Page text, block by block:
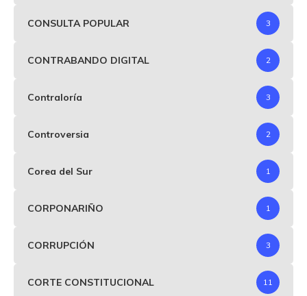
CONSULTA POPULAR 3
CONTRABANDO DIGITAL 2
Contraloría 3
Controversia 2
Corea del Sur 1
CORPONARIÑO 1
CORRUPCIÓN 3
CORTE CONSTITUCIONAL 11